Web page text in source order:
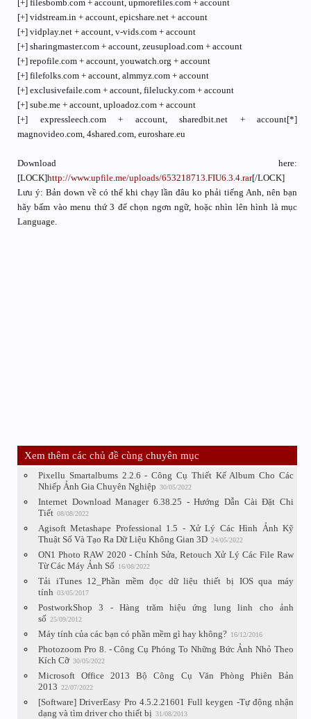
[+] filesbomb.com + account, upmorefiles.com + account
[+] vidstream.in + account, epicshare.net + account
[+] vidplay.net + account, v-vids.com + account
[+] sharingmaster.com + account, zeusupload.com + account
[+] repofile.com + account, youwatch.org + account
[+] filefolks.com + account, almmyz.com + account
[+] exclusivefaile.com + account, filelucky.com + account
[+] sube.me + account, uploadoz.com + account
[+] expressleech.com + account, sharedbit.net + account[*]
magnovideo.com, 4shared.com, euroshare.eu
Download here:
[LOCK]http://www.upfile.me/uploads/653218713.FIU6.3.4.rar[/LOCK]
Lưu ý: Bản down về có thể khi chạy lần đâu ko phải tiếng Anh, nên bạn
hãy bấm vào menu thứ 3 để chọn ngơn ngữ, hoặc nhìn lên hình là mục
Language.
Xem thêm các chủ đề cùng chuyên mục
Pixellu Smartalbums 2.2.6 - Công Cụ Thiết Kế Album Cho Các
Nhiếp Ảnh Gia Chuyên Nghiệp 30/05/2022
Internet Download Manager 6.38.25 - Hướng Dẫn Cài Đặt Chi
Tiết 08/08/2022
Agisoft Metashape Professional 1.5 - Xử Lý Các Hình Ảnh Kỹ
Thuật Số Và Tạo Ra Dữ Liệu Không Gian 3D 24/05/2022
ON1 Photo RAW 2020 - Chỉnh Sửa, Retouch Xử Lý Các File Raw
Từ Các Máy Ảnh Số
16/08/2022
Tải iTunes 12_Phần mềm đọc dữ liệu thiết bị IOS qua máy
tính 03/05/2017
PostworkShop 3 - Hàng trăm hiệu ứng lung linh cho ảnh
số 25/09/2012
Máy tính của các bạn có phần mềm gì hay không? 16/12/2016
Photozoom Pro 8. - Công Cụ Phóng To Những Bức Ảnh Nhỏ Theo
Kích Cỡ 30/05/2022
Microsoft Office 2013 Bộ Công Cụ Văn Phòng Phiên Bản
2013 22/07/2022
[Software] DriverEasy Pro 4.5.2.21601 Full keygen -Tự động nhận
dạng và tìm driver cho thiết bị 31/08/2013